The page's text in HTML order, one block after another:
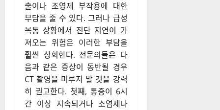
출이나 조영제 부작용에 대한
부담을 줄 수 있다. 그러나 급성
복통 상황에서 진단 지연이 가
져오는 위험은 이러한 부담을
훨씬 상회한다. 전문의들은 다
음과 같은 증상이 동반될 경우
CT 촬영을 미루지 말 것을 강력
히 권고한다. 첫째, 통증이 6시
간 이상 지속되거나 소염제나